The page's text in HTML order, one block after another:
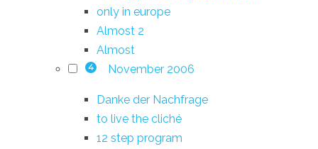
only in europe
Almost 2
Almost
4 November 2006
Danke der Nachfrage
to live the cliché
12 step program